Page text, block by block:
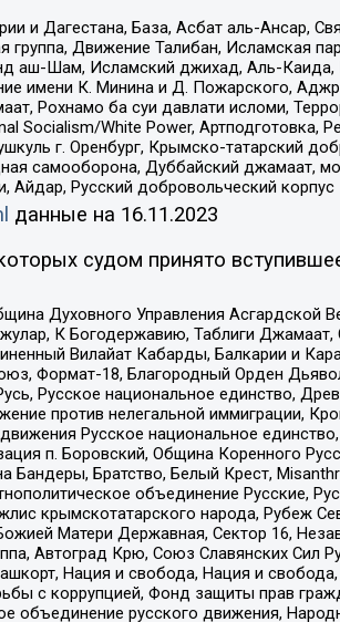
и Дагестана, База, Асбат аль-Ансар,
Движение Талибан, Исламская
аш-Шам, Исламский джихад, Аль-Каида,
имени К. Минина и Д. Пожарского, Аджр
Рохнамо ба суи давлати исломи,
White Power, Артподготовка,
г. Оренбург, Крымско-татарский
самооборона, Дуббайский джамаат,
Русский добровольческий корпус
данные на 16.11.2023
судом принято
Духовного Управления Асгардской
К Богодержавию, Таблиги Джамаат,
Вилайат Кабарды, Балкарии и
Формат-18, Благородный Орден
Русское национальное единство,
против нелегальной иммиграции,
Русское национальное
п. Боровский, Община Коренного
Бандеры, Братство, Белый Крест,
объединение Русские,
крымскотатарского народа, Рубеж
Матери Державная, Сектор 16,
Автоград Крю, Союз Славянских Сил
Нация и свобода, Нация и
с коррупцией, Фонд защиты прав
объединение русского движения,